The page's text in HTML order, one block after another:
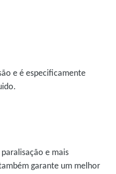
e é especificamente
e mais
garante um melhor